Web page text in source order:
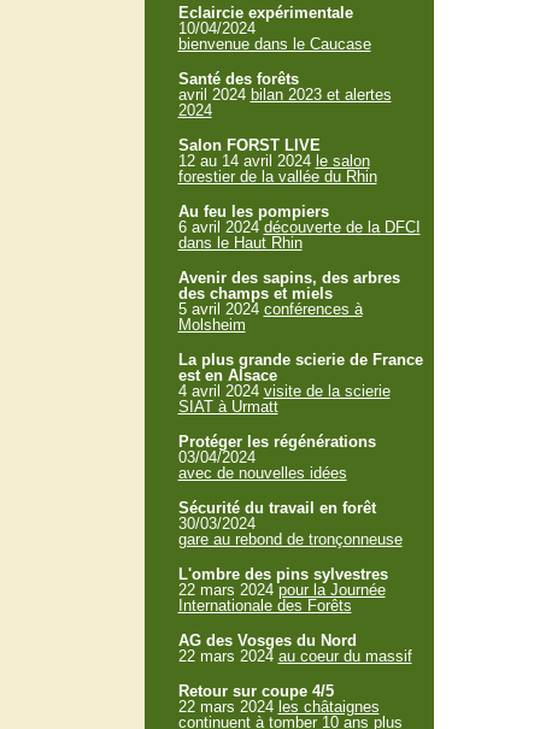
Eclaircie expérimentale
10/04/2024
bienvenue dans le Caucase
Santé des forêts
avril 2024 bilan 2023 et alertes
2024
Salon FORST LIVE
12 au 14 avril 2024 le salon
forestier de la vallée du Rhin
Au feu les pompiers
6 avril 2024 découverte de la DFCI
dans le Haut Rhin
Avenir des sapins, des arbres
des champs et miels
5 avril 2024 conférences à
Molsheim
La plus grande scierie de France
est en Alsace
4 avril 2024 visite de la scierie
SIAT à Urmatt
Protéger les régénérations
03/04/2024
avec de nouvelles idées
Sécurité du travail en forêt
30/03/2024
gare au rebond de tronçonneuse
L'ombre des pins sylvestres
22 mars 2024 pour la Journée
Internationale des Forêts
AG des Vosges du Nord
22 mars 2024 au coeur du massif
Retour sur coupe 4/5
22 mars 2024 les châtaignes
continuent à tomber 10 ans plus